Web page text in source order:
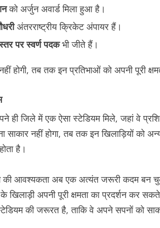
को अर्जुन अवार्ड मिला हुआ है।
अंतरराष्ट्रीय क्रिकेट अंपायर हैं।
स्तर पर स्वर्ण पदकभी जीते हैं।
तब तक इन प्रतिभाओं को अपनी पूरी
ही जिले में एक ऐसा स्टेडियम मिले, जहां वे
नहीं होगा, तब तक इन खिलाड़ियों को
है।
की आवश्यकता अब एक अत्यंत जरूरी कदम बन
खिलाड़ी अपनी पूरी क्षमता का प्रदर्शन कर
की जरूरत है, ताकि वे अपने सपनों को